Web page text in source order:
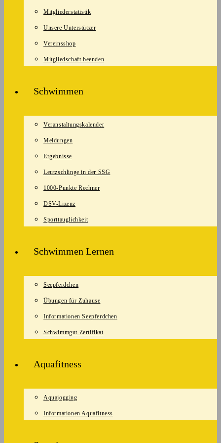
Mitgliederstatistik
Unsere Unterstützer
Vereinsshop
Mitgliedschaft beenden
Schwimmen
Veranstaltungskalender
Meldungen
Ergebnisse
Leutzschlinge in der SSG
1000-Punkte Rechner
DSV-Lizenz
Sporttauglichkeit
Schwimmen Lernen
Seepferdchen
Übungen für Zuhause
Informationen Seepferdchen
Schwimmgut Zertifikat
Aquafitness
Aquajogging
Informationen Aquafitness